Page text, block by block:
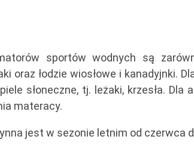
sportów wodnych są
oraz łodzie wiosłowe i kanadyjnki.
słoneczne, tj. leżaki, krzesła.
materacy.
jest w sezonie letnim od czerwca